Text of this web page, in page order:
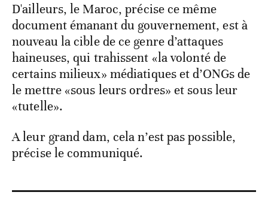
D'ailleurs, le Maroc, précise ce même
document émanant du gouvernement, est à
nouveau la cible de ce genre d’attaques
haineuses, qui trahissent «la volonté de
certains milieux» médiatiques et d’ONGs de
le mettre «sous leurs ordres» et sous leur
«tutelle».
A leur grand dam, cela n’est pas possible,
précise le communiqué.